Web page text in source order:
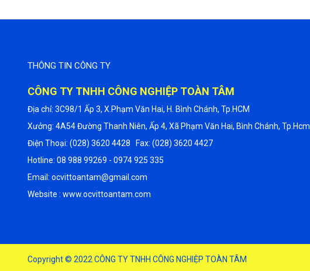
THÔNG TIN CÔNG TY
CÔNG TY TNHH CÔNG NGHIỆP TOÀN TÂM
Địa chỉ: 3C98/1 Ấp 3, X.Phạm Văn Hai, H. Bình Chánh, Tp.HCM
Xưởng: 4A54 Đường Thanh Niên, Ấp 4, Xã Phạm Văn Hai, Bình Chánh, Tp.Hcm
Điện Thoại: (028) 3620 4428 Fax: (028) 3620 4427
Hotline: 08 988 99269 - 0974 925 335
Email: ocvittoantam@gmail.com
Website : www.ocvittoantam.com
Copyright © 2022CÔNG TY TNHH CÔNG NGHIỆP TOÀN TÂM